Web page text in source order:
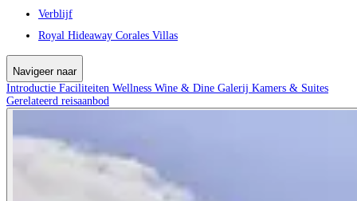
Verblijf
Royal Hideaway Corales Villas
Navigeer naar
Introductie Faciliteiten Wellness Wine & Dine Galerij Kamers & Suites
Gerelateerd reisaanbod